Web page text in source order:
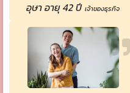
อุษา อายุ 42 ปี เจ้าของธุรกิจ